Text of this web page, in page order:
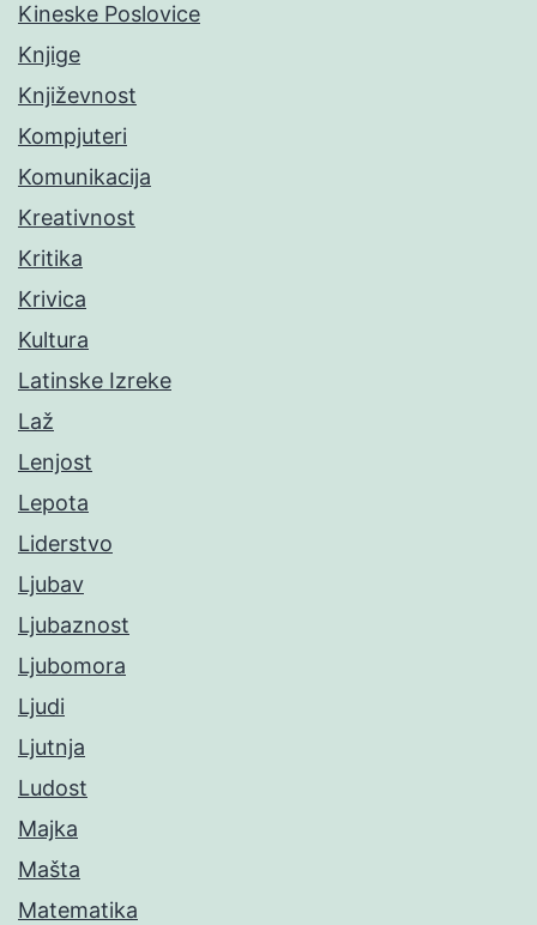
Kineske Poslovice
Knjige
Književnost
Kompjuteri
Komunikacija
Kreativnost
Kritika
Krivica
Kultura
Latinske Izreke
Laž
Lenjost
Lepota
Liderstvo
Ljubav
Ljubaznost
Ljubomora
Ljudi
Ljutnja
Ludost
Majka
Mašta
Matematika